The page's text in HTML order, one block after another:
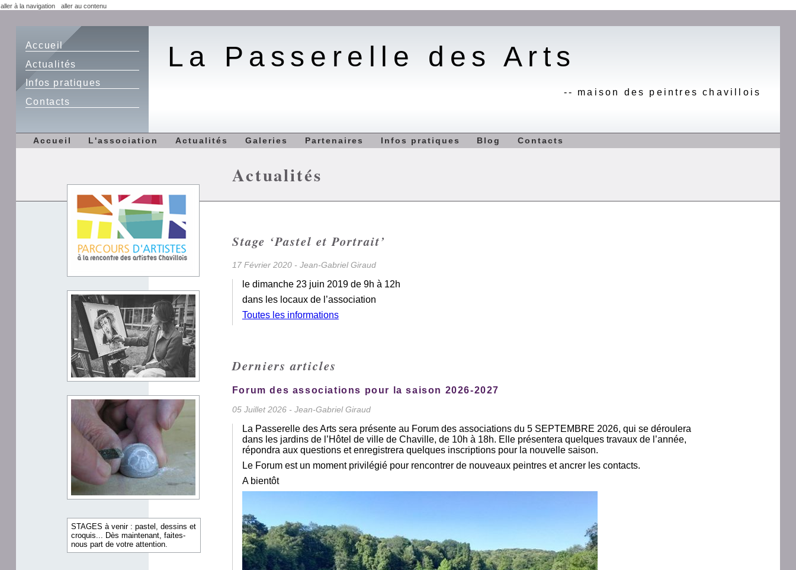
aller à la navigation aller au contenu
Accueil
Actualités
Infos pratiques
Contacts
La Passerelle des Arts
-- maison des peintres chavillois
Accueil L'association Actualités Galeries Partenaires Infos pratiques Blog Contacts
STAGES à venir : pastel, dessins et
croquis... Dès maintenant, faites-
nous part de votre attention.
Actualités
Stage ‘Pastel et Portrait’
17 Février 2020 - Jean-Gabriel Giraud
le dimanche 23 juin 2019 de 9h à 12h
dans les locaux de l’association
Toutes les informations
Derniers articles
Forum des associations pour la saison 2026-2027
05 Juillet 2026 - Jean-Gabriel Giraud
La Passerelle des Arts sera présente au Forum des associations du 5 SEPTEMBRE 2026, qui se déroulera
dans les jardins de l’Hôtel de ville de Chaville, de 10h à 18h. Elle présentera quelques travaux de l’année,
répondra aux questions et enregistrera quelques inscriptions pour la nouvelle saison.
Le Forum est un moment privilégié pour rencontrer de nouveaux peintres et ancrer les contacts.
A bientôt